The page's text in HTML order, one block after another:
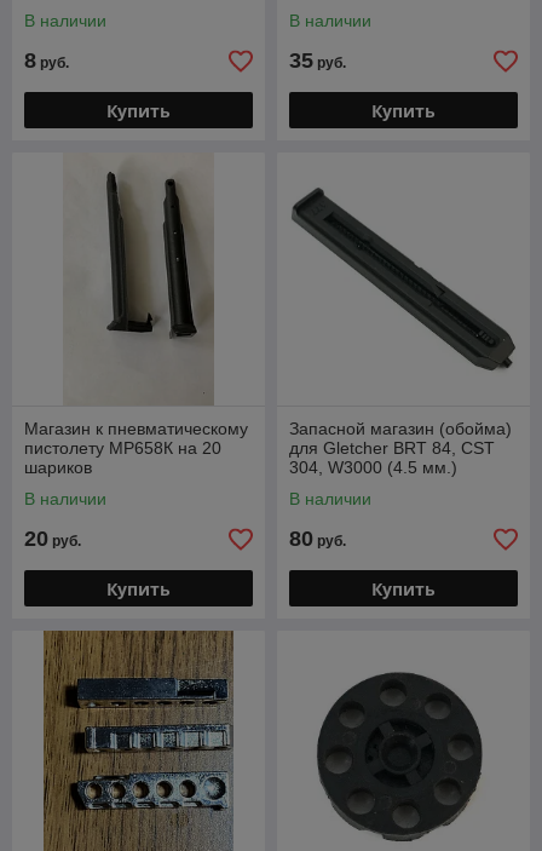
В наличии
8 руб.
Купить
В наличии
35 руб.
Купить
Магазин к пневматическому
пистолету МР658К на 20
шариков
В наличии
20 руб.
Купить
Запасной магазин (обойма)
для Gletcher BRT 84, CST
304, W3000 (4.5 мм.)
В наличии
80 руб.
Купить